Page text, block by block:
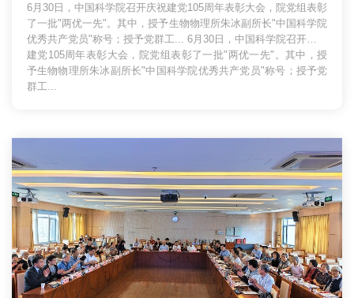
6月30日，中国科学院召开庆祝建党105周年表彰大会，院党组表彰
了一批"两优一先"。其中，授予生物物理所朱冰副所长"中国科学院
优秀共产党员"称号；授予党群工...
6月30日，中国科学院召开庆祝
建党105周年表彰大会，院党组表彰了一批"两优一先"。其中，授
予生物物理所朱冰副所长"中国科学院优秀共产党员"称号；授予党
群工...